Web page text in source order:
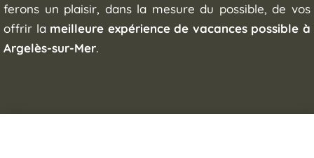
ferons un plaisir, dans la mesure du possible, de vos
offrir la meilleure expérience de vacances possible à
Argelès-sur-Mer.